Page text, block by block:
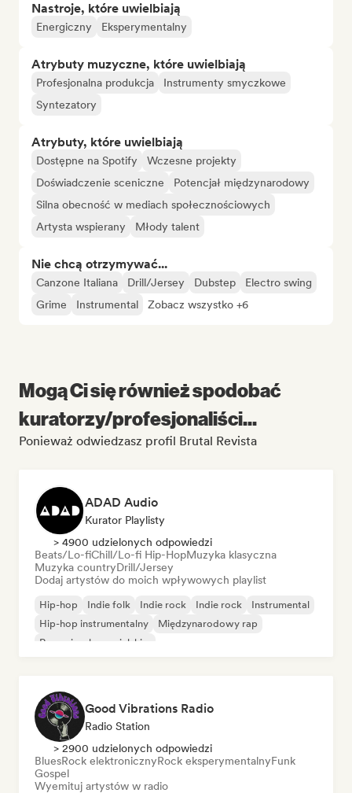
Nastroje, które uwielbiają
Energiczny Eksperymentalny
Atrybuty muzyczne, które uwielbiają
Profesjonalna produkcja
Instrumenty smyczkowe
Syntezatory
Atrybuty, które uwielbiają
Dostępne na Spotify
Wczesne projekty
Doświadczenie sceniczne
Potencjał międzynarodowy
Silna obecność w mediach społecznościowych
Artysta wspierany
Młody talent
Nie chcą otrzymywać...
Canzone Italiana Drill/Jersey Dubstep
Electro swing
Grime
Instrumental Zobacz wszystko +6
Mogą Ci się również spodobać
kuratorzy/profesjonaliści...
Ponieważ odwiedzasz profil Brutal Revista
ADAD Audio
Kurator Playlisty
> 4900 udzielonych odpowiedzi
Beats/Lo-fiChill/Lo-fi Hip-HopMuzyka klasyczna
Muzyka countryDrill/Jersey
Dodaj artystów do moich wpływowych playlist
Hip-hop Indie folk Indie rock Indie rock
Instrumental
Hip-hop instrumentalny
Międzynarodowy rap
Rap w języku angielskim
Good Vibrations Radio
Radio Station
> 2900 udzielonych odpowiedzi
BluesRock elektronicznyRock eksperymentalnyFunk
Gospel
Wyemituj artystów w radio